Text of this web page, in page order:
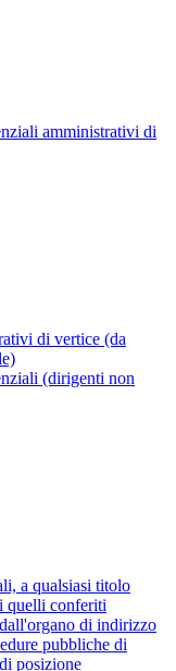
amministrativi di
di vertice (da
(dirigenti non
a qualsiasi titolo
quelli conferiti
di indirizzo
pubbliche di
posizione